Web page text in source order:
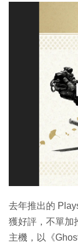
EduTech
生成式AI與雲端
Enterprise
去年推出的
獲好評，不單加
主機，以《